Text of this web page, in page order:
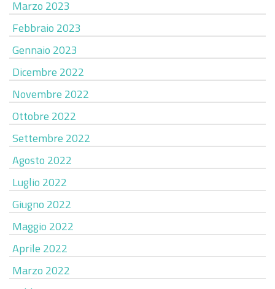
Marzo 2023
Febbraio 2023
Gennaio 2023
Dicembre 2022
Novembre 2022
Ottobre 2022
Settembre 2022
Agosto 2022
Luglio 2022
Giugno 2022
Maggio 2022
Aprile 2022
Marzo 2022